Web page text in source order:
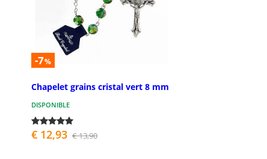
-7%
Chapelet grains cristal vert 8 mm
DISPONIBLE
€ 12,93 € 13,90